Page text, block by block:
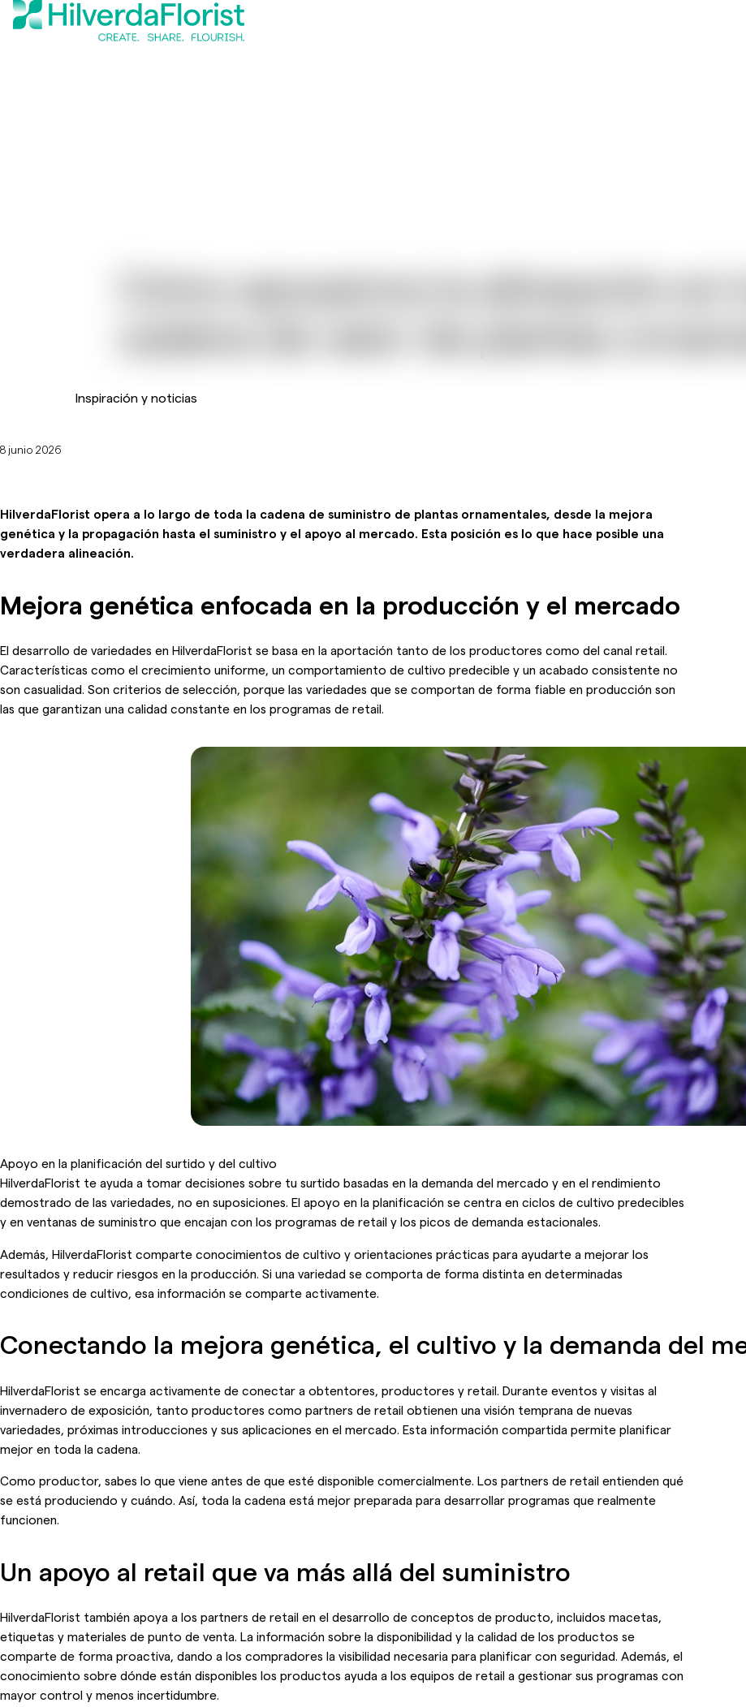
Cómo apoyamos la alineación en
Inspiración y noticias
8 junio 2026
HilverdaFlorist opera a lo largo de toda la cadena de suministro de plantas ornamentales, desde la mejora
genética y la propagación hasta el suministro y el apoyo al mercado. Esta posición es lo que hace posible una
verdadera alineación.
Mejora genética enfocada en la producción y el mercado
El desarrollo de variedades en HilverdaFlorist se basa en la aportación tanto de los productores como del canal retail.
Características como el crecimiento uniforme, un comportamiento de cultivo predecible y un acabado consistente no
son casualidad. Son criterios de selección, porque las variedades que se comportan de forma fiable en producción son
las que garantizan una calidad constante en los programas de retail.
Apoyo en la planificación del surtido y del cultivo
HilverdaFlorist te ayuda a tomar decisiones sobre tu surtido basadas en la demanda del mercado y en el rendimiento
demostrado de las variedades, no en suposiciones. El apoyo en la planificación se centra en ciclos de cultivo predecibles
y en ventanas de suministro que encajan con los programas de retail y los picos de demanda estacionales.
Además, HilverdaFlorist comparte conocimientos de cultivo y orientaciones prácticas para ayudarte a mejorar los
resultados y reducir riesgos en la producción. Si una variedad se comporta de forma distinta en determinadas
condiciones de cultivo, esa información se comparte activamente.
Conectando la mejora genética, el cultivo y la demanda del
HilverdaFlorist se encarga activamente de conectar a obtentores, productores y retail. Durante eventos y visitas al
invernadero de exposición, tanto productores como partners de retail obtienen una visión temprana de nuevas
variedades, próximas introducciones y sus aplicaciones en el mercado. Esta información compartida permite planificar
mejor en toda la cadena.
Como productor, sabes lo que viene antes de que esté disponible comercialmente. Los partners de retail entienden qué
se está produciendo y cuándo. Así, toda la cadena está mejor preparada para desarrollar programas que realmente
funcionen.
Un apoyo al retail que va más allá del suministro
HilverdaFlorist también apoya a los partners de retail en el desarrollo de conceptos de producto, incluidos macetas,
etiquetas y materiales de punto de venta. La información sobre la disponibilidad y la calidad de los productos se
comparte de forma proactiva, dando a los compradores la visibilidad necesaria para planificar con seguridad. Además, el
conocimiento sobre dónde están disponibles los productos ayuda a los equipos de retail a gestionar sus programas con
mayor control y menos incertidumbre.